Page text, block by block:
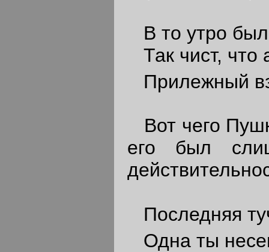
В то утро
Так чист, что
Прилежный
Вот чего
его был
Последняя
Одна ты